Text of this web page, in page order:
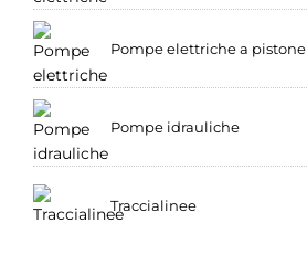
Pompe elettriche a pistone
Pompe idrauliche
Traccialinee